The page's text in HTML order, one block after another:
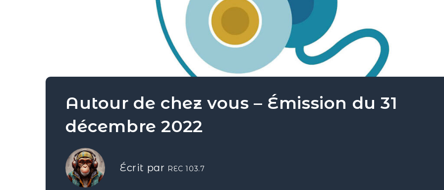
Autour de chez vous – Émission du 31
décembre 2022
Écrit par REC 103.7